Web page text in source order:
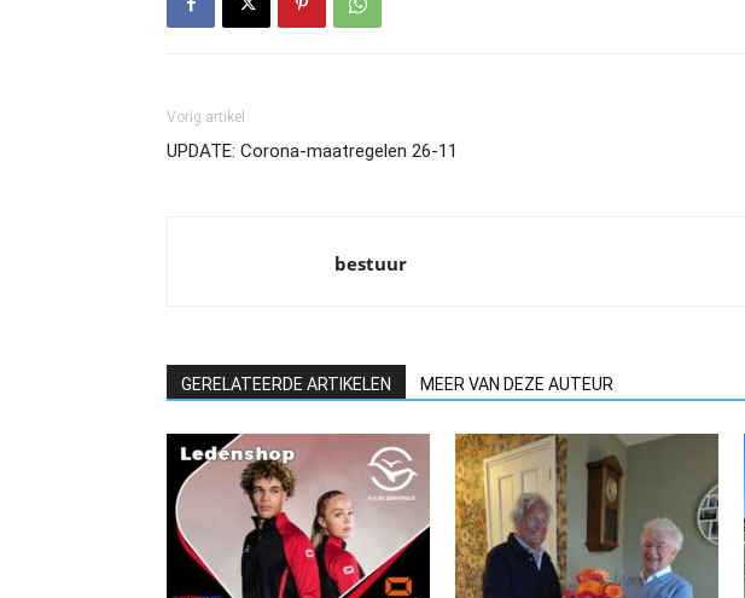
Vorig artikel
UPDATE: Corona-maatregelen 26-11
bestuur
GERELATEERDE ARTIKELEN MEER VAN DEZE AUTEUR